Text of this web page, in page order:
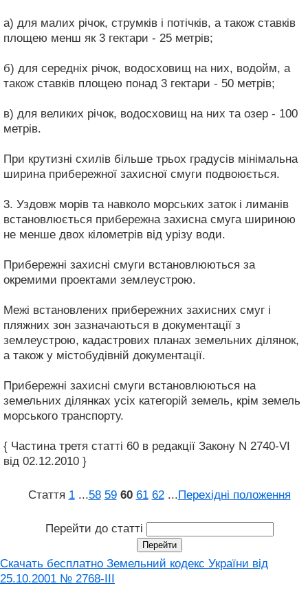
а) для малих річок, струмків і потічків, а також ставків
площею менш як 3 гектари - 25 метрів;
б) для середніх річок, водосховищ на них, водойм, а
також ставків площею понад 3 гектари - 50 метрів;
в) для великих річок, водосховищ на них та озер - 100
метрів.
При крутизні схилів більше трьох градусів мінімальна
ширина прибережної захисної смуги подвоюється.
3. Уздовж морів та навколо морських заток і лиманів
встановлюється прибережна захисна смуга шириною
не менше двох кілометрів від урізу води.
Прибережні захисні смуги встановлюються за
окремими проектами землеустрою.
Межі встановлених прибережних захисних смуг і
пляжних зон зазначаються в документації з
землеустрою, кадастрових планах земельних ділянок,
а також у містобудівній документації.
Прибережні захисні смуги встановлюються на
земельних ділянках усіх категорій земель, крім земель
морського транспорту.
{ Частина третя статті 60 в редакції Закону N 2740-VI
від 02.12.2010 }
Стаття 1 ...58 59 60 61 62 ...Перехідні положення
Перейти до статті
Скачать бесплатно Земельний кодекс України від
25.10.2001 № 2768-III